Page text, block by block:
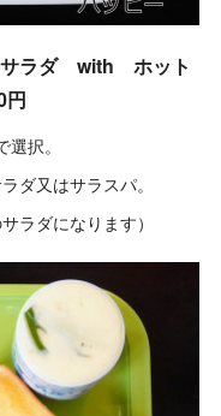
サラダ with ホット
択。
ダ又はサラスパ。
ラダになります）